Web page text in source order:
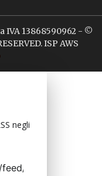
IVA 13868590962 - ©
ISP AWS
negli